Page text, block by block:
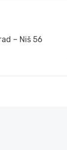
– Niš 56